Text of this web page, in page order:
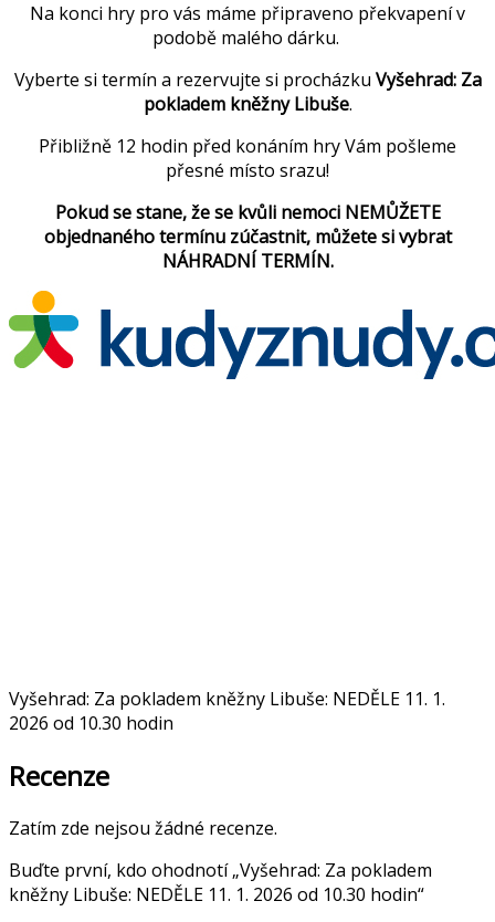
Na konci hry pro vás máme připraveno překvapení v
podobě malého dárku.
Vyberte si termín a rezervujte si procházku Vyšehrad: Za
pokladem kněžny Libuše.
Přibližně 12 hodin před konáním hry Vám pošleme
přesné místo srazu!
Pokud se stane, že se kvůli nemoci NEMŮŽETE
objednaného termínu zúčastnit, můžete si vybrat
NÁHRADNÍ TERMÍN.
Vyšehrad: Za pokladem kněžny Libuše: NEDĚLE 11. 1.
2026 od 10.30 hodin
Recenze
Zatím zde nejsou žádné recenze.
Buďte první, kdo ohodnotí „Vyšehrad: Za pokladem
kněžny Libuše: NEDĚLE 11. 1. 2026 od 10.30 hodin“